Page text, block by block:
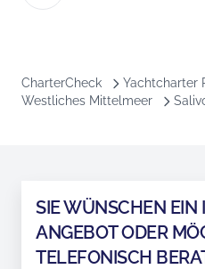
CharterCheck Yachtcharter
Westliches Mittelmeer
SIE WÜNSCHEN EIN
ANGEBOT ODER
TELEFONISCH